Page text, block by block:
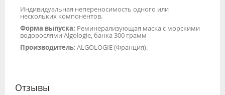
Индивидуальная непереносимость одного или
нескольких компонентов.
Форма выпуска: Реминерализующая маска с морскими
водорослями Algologie, банка 300 грамм
Производитель: ALGOLOGIE (Франция).
Отзывы